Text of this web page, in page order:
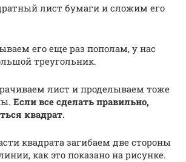
лист бумаги и сложим его
его еще раз пополам, у нас
треугольник.
лист и проделываем тоже
Если все сделать правильно,
квадрат.
квадрата загибаем две стороны
как это показано на рисунке.